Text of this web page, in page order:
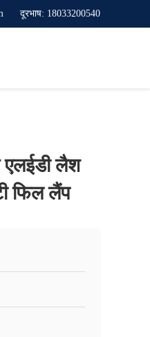
दूरभाष: 18033200540
लैश
फिल लैंप